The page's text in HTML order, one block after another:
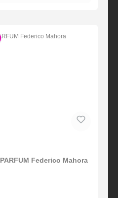
Federico Mahora